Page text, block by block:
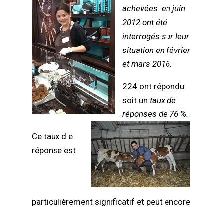
achevées en juin
2012 ont été
interrogés sur leur
situation en février
et mars 2016.
224 ont répondu
soit un taux de
réponses de 76 %.
Ce taux d e
réponse est
particulièrement significatif et peut encore